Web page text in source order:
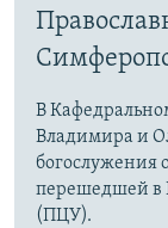
В
Владимира и
перешедшей в
(ПЦУ).